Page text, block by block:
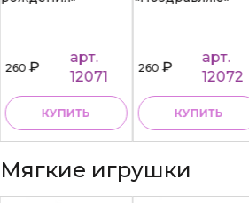
260₽
арт.
12071
КУПИТЬ
260₽
арт.
12072
КУПИТЬ
Мягкие игрушки